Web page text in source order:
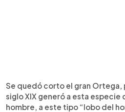
Se quedó corto el gran Ortega,
siglo XIX generó a esta
hombre, a este tipo “lobo del